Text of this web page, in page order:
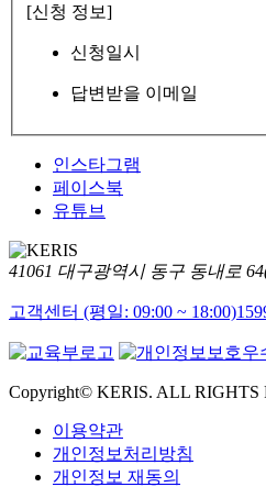
[신청 정보]
신청일시
답변받을 이메일
인스타그램
페이스북
유튜브
41061 대구광역시 동구 동내로
고객센터 (평일: 09:00 ~ 18:00)
Copyright© KERIS. ALL RIGHTS
이용약관
개인정보처리방침
개인정보 재동의